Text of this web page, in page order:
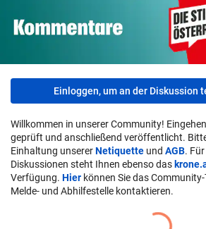
Einloggen, um an der Diskussion
Willkommen in unserer Community!
geprüft und anschließend veröffentlicht.
Einhaltung unsererNetiquette und AGB.
Diskussionen steht Ihnen ebenso das
Verfügung. Hier können Sie das
Melde- und Abhilfestelle kontaktieren.